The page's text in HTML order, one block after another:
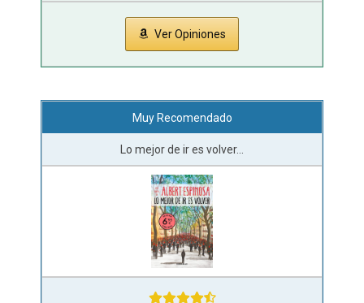
Ver Opiniones
Muy Recomendado
Lo mejor de ir es volver...